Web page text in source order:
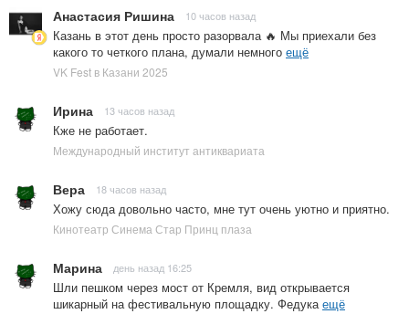
Анастасия Ришина 10 часов назад
Казань в этот день просто разорвала 🔥 Мы приехали без
какого то четкого плана, думали немного ещё
VK Fest в Казани 2025
Ирина 13 часов назад
Кже не работает.
Международный институт антиквариата
Вера 18 часов назад
Хожу сюда довольно часто, мне тут очень уютно и приятно.
Кинотеатр Синема Стар Принц плаза
Марина день назад 16:25
Шли пешком через мост от Кремля, вид открывается
шикарный на фестивальную площадку. Федукаещё